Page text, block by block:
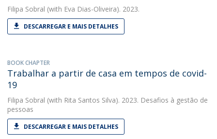
Filipa Sobral (with Eva Dias-Oliveira). 2023.
DESCARREGAR E MAIS DETALHES
BOOK CHAPTER
Trabalhar a partir de casa em tempos de covid-
19
Filipa Sobral (with Rita Santos Silva). 2023. Desafios à gestão de
pessoas
DESCARREGAR E MAIS DETALHES